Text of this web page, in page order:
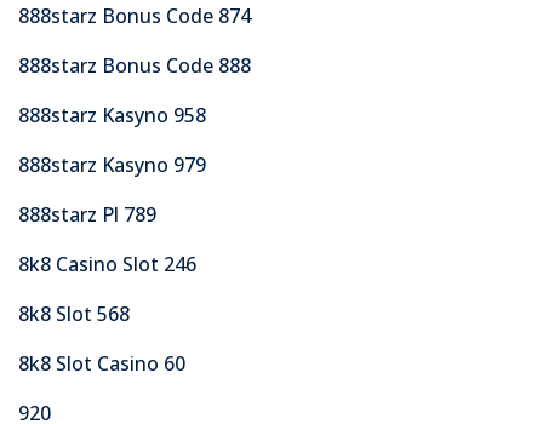
888starz Bonus Code 874
888starz Bonus Code 888
888starz Kasyno 958
888starz Kasyno 979
888starz Pl 789
8k8 Casino Slot 246
8k8 Slot 568
8k8 Slot Casino 60
920